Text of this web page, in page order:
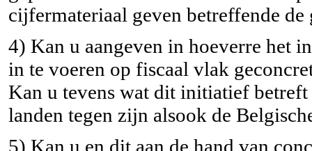
cijfermateriaal geven betreffende
4) Kan u aangeven in hoeverre het
in te voeren op fiscaal vlak
Kan u tevens wat dit initiatief
landen tegen zijn alsook de
5) Kan u en dit aan de hand van